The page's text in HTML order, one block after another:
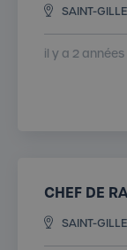
SAINT-
il y a 2 années
CHEF DE
SAINT-